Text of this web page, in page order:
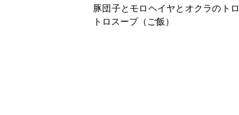
豚団子とモロヘイヤとオクラのトロ
トロスープ（ご飯）